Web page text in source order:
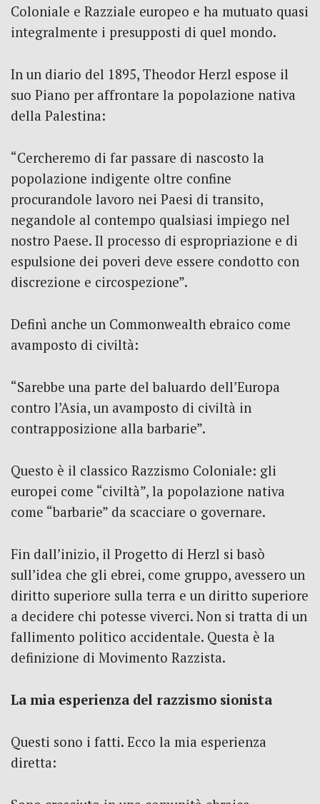
Coloniale e Razziale europeo e ha mutuato quasi
integralmente i presupposti di quel mondo.
In un diario del 1895, Theodor Herzl espose il
suo Piano per affrontare la popolazione nativa
della Palestina:
“Cercheremo di far passare di nascosto la
popolazione indigente oltre confine
procurandole lavoro nei Paesi di transito,
negandole al contempo qualsiasi impiego nel
nostro Paese. Il processo di espropriazione e di
espulsione dei poveri deve essere condotto con
discrezione e circospezione”.
Definì anche un Commonwealth ebraico come
avamposto di civiltà:
“Sarebbe una parte del baluardo dell’Europa
contro l’Asia, un avamposto di civiltà in
contrapposizione alla barbarie”.
Questo è il classico Razzismo Coloniale: gli
europei come “civiltà”, la popolazione nativa
come “barbarie” da scacciare o governare.
Fin dall’inizio, il Progetto di Herzl si basò
sull’idea che gli ebrei, come gruppo, avessero un
diritto superiore sulla terra e un diritto superiore
a decidere chi potesse viverci. Non si tratta di un
fallimento politico accidentale. Questa è la
definizione di Movimento Razzista.
La mia esperienza del razzismo sionista
Questi sono i fatti. Ecco la mia esperienza
diretta: